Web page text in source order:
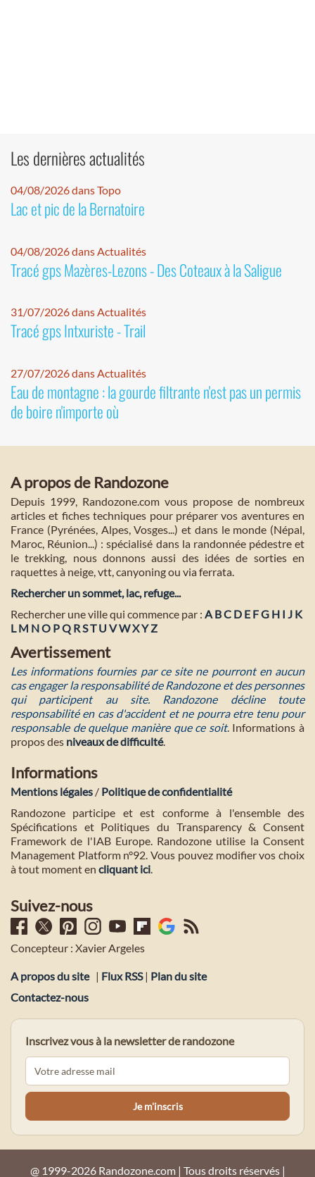
Les dernières actualités
04/08/2026 dans Topo
Lac et pic de la Bernatoire
04/08/2026 dans Actualités
Tracé gps Mazères-Lezons - Des Coteaux à la Saligue
31/07/2026 dans Actualités
Tracé gps Intxuriste - Trail
27/07/2026 dans Actualités
Eau de montagne : la gourde filtrante n'est pas un permis
de boire n'importe où
A propos de Randozone
Depuis 1999, Randozone.com vous propose de nombreux
articles et fiches techniques pour préparer vos aventures en
France (Pyrénées, Alpes, Vosges...) et dans le monde (Népal,
Maroc, Réunion...) : spécialisé dans la randonnée pédestre et
le trekking, nous donnons aussi des idées de sorties en
raquettes à neige, vtt, canyoning ou via ferrata.
Rechercher un sommet, lac, refuge...
Rechercher une ville qui commence par : A BC D E FG H I J K
L M NO PQ R ST U VWXY Z
Avertissement
Les informations fournies par ce site ne pourront en aucun
cas engager la responsabilité de Randozone et des personnes
qui participent au site. Randozone décline toute
responsabilité en cas d'accident et ne pourra etre tenu pour
responsable de quelque manière que ce soit. Informations à
propos des niveaux de difficulté.
Informations
Mentions légales / Politique de confidentialité
Randozone participe et est conforme à l'ensemble des
Spécifications et Politiques du Transparency & Consent
Framework de l'IAB Europe. Randozone utilise la Consent
Management Platform n°92. Vous pouvez modifier vos choix
à tout moment en cliquant ici
Suivez-nous
Concepteur : Xavier Argeles
A propos du site | Flux RSS| Plan du site
Contactez-nous
Inscrivez vous à la newsletter de randozone
@ 1999-2026 Randozone.com | Tous droits réservés |